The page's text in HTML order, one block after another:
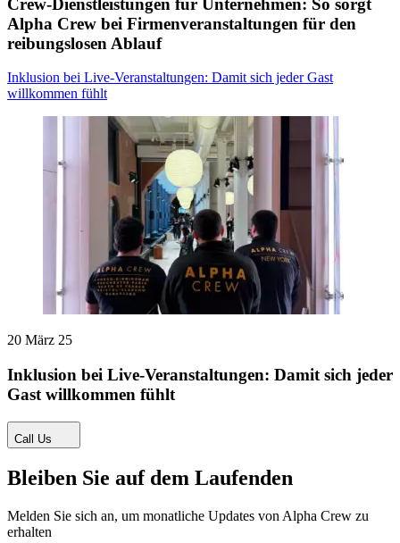
Alpha Crew bei Firmenveranstaltungen für den
reibungslosen Ablauf
Inklusion bei Live-Veranstaltungen: Damit sich jeder Gast
willkommen fühlt
20 März 25
Inklusion bei Live-Veranstaltungen: Damit sich jeder
Gast willkommen fühlt
Call Us
Bleiben Sie auf dem Laufenden
Melden Sie sich an, um monatliche Updates von Alpha Crew zu
erhalten